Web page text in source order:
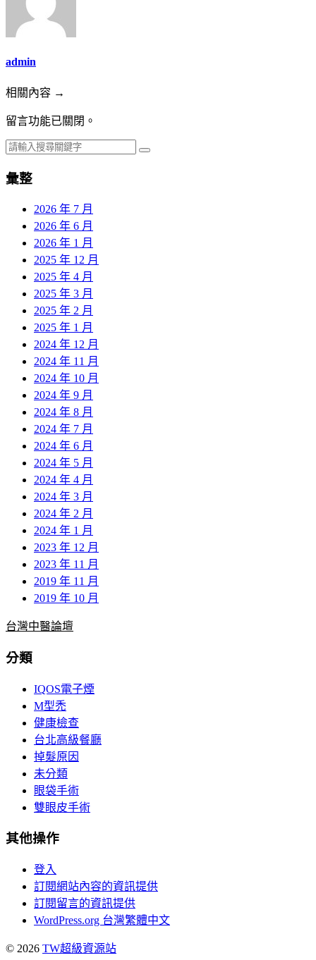
admin
相關內容 →
留言功能已關閉。
彙整
2026 年 7 月
2026 年 6 月
2026 年 1 月
2025 年 12 月
2025 年 4 月
2025 年 3 月
2025 年 2 月
2025 年 1 月
2024 年 12 月
2024 年 11 月
2024 年 10 月
2024 年 9 月
2024 年 8 月
2024 年 7 月
2024 年 6 月
2024 年 5 月
2024 年 4 月
2024 年 3 月
2024 年 2 月
2024 年 1 月
2023 年 12 月
2023 年 11 月
2019 年 11 月
2019 年 10 月
台灣中醫論壇
分類
IQOS電子煙
M型禿
健康檢查
台北高級餐廳
掉髮原因
未分類
眼袋手術
雙眼皮手術
其他操作
登入
訂閱網站內容的資訊提供
訂閱留言的資訊提供
WordPress.org 台灣繁體中文
© 2026 TW超級資源站